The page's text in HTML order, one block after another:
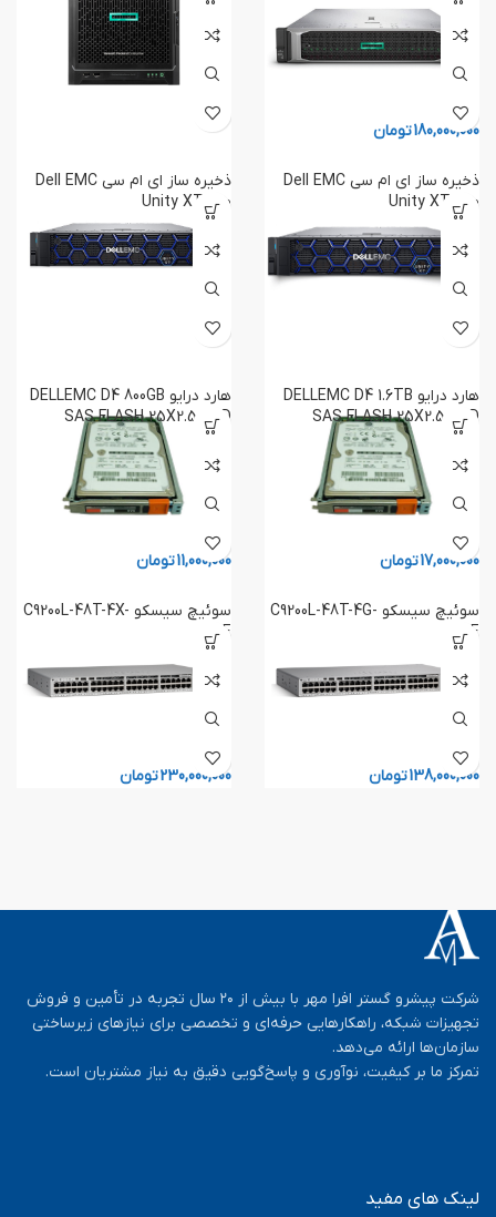
180,000,000تومان
ذخیره ساز ای ام سی Dell EMC
Unity XT 880
ذخیره ساز ای ام سی Dell EMC
Unity XT 680
هارد درایو DELLEMC D4 1.6TB
SAS FLASH 25X2.5 SSD
17,000,000تومان
هارد درایو DELLEMC D4 800GB
SAS FLASH 25X2.5 SSD
11,000,000تومان
سوئیچ سیسکو C9200L-48T-4G-
E
138,000,000تومان
سوئیچ سیسکو C9200L-48T-4X-
E
230,000,000تومان
شرکت پیشرو گستر افرا مهر با بیش از ۲۰ سال تجربه در تأمین و فروش
تجهیزات شبکه، راهکارهایی حرفه‌ای و تخصصی برای نیازهای زیرساختی
سازمان‌ها ارائه می‌دهد.
تمرکز ما بر کیفیت، نوآوری و پاسخ‌گویی دقیق به نیاز مشتریان است.
لینک های مفید